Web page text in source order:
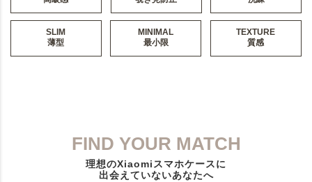
SLIM
薄型
MINIMAL
最小限
TEXTURE
質感
FIND YOUR MATCH
理想のXiaomiスマホケースに
出会えていないあなたへ